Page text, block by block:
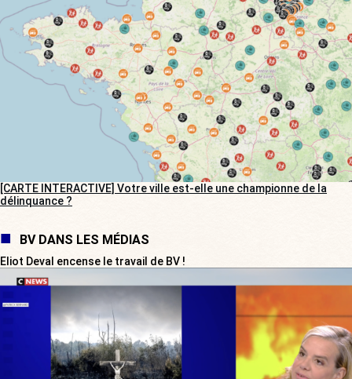
[CARTE INTERACTIVE] Votre ville est-elle une championne de la
délinquance ?
BV DANS LES MÉDIAS
Eliot Deval encense le travail de BV !